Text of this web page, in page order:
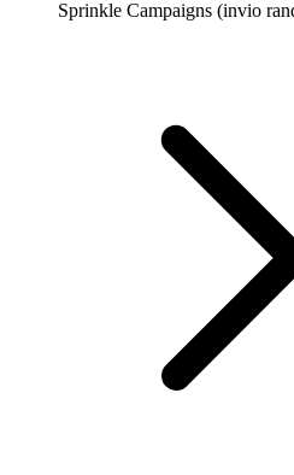
Sprinkle Campaigns (invio